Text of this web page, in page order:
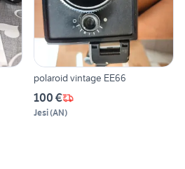
polaroid vintage EE66
100 €
Jesi(AN)